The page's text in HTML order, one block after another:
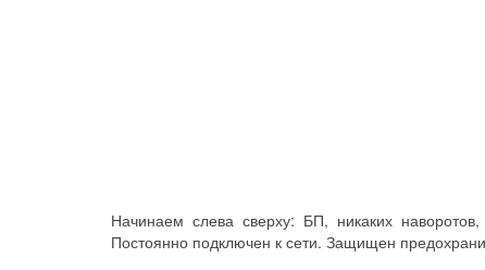
Начинаем слева сверху: БП, никаких
Постоянно подключен к сети. Защищен